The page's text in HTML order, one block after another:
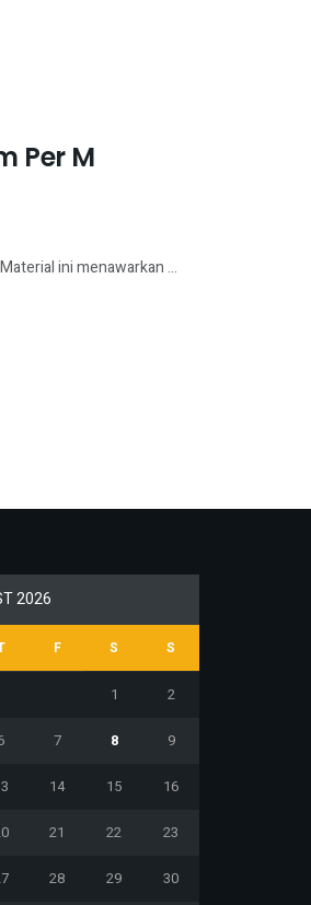
Per M
ini menawarkan ...
2026
F S S
1 2
7 8 9
14 15 16
21 22 23
28 29 30